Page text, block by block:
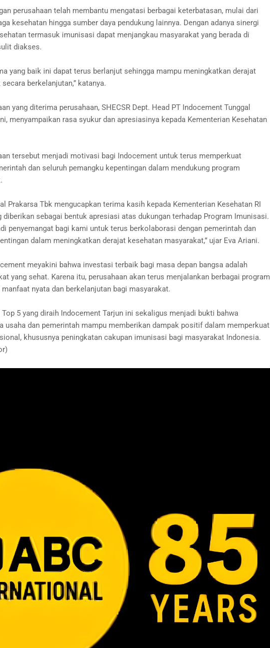
perusahaan telah membantu mengatasi berbagai keterbatasan, mulai dari
kesehatan hingga sumber daya pendukung lainnya. Dengan adanya sinergi
termasuk imunisasi dapat menjangkau masyarakat yang berada di
diakses.
yang baik ini dapat terus berlanjut sehingga mampu meningkatkan derajat
berkelanjutan,” katanya.
yang diterima perusahaan, SHECSR Dept. Head PT Indocement Tunggal
menyampaikan rasa syukur dan apresiasinya kepada Kementerian Kesehatan
tersebut menjadi motivasi bagi Indocement untuk terus memperkuat
dan seluruh pemangku kepentingan dalam mendukung program
Prakarsa Tbk mengucapkan terima kasih kepada Kementerian Kesehatan RI
diberikan sebagai bentuk apresiasi atas dukungan terhadap Program Imunisasi.
penyemangat bagi kami untuk terus berkolaborasi dengan pemerintah dan
dalam meningkatkan derajat kesehatan masyarakat,” ujar Eva Ariani.
meyakini bahwa investasi terbaik bagi masa depan bangsa adalah
yang sehat. Karena itu, perusahaan akan terus menjalankan berbagai program
manfaat nyata dan berkelanjutan bagi masyarakat.
5 yang diraih Indocement Tarjun ini sekaligus menjadi bukti bahwa
usaha dan pemerintah mampu memberikan dampak positif dalam memperkuat
khususnya peningkatan cakupan imunisasi bagi masyarakat Indonesia.